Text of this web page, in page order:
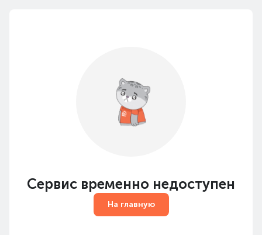
Сервис временно недоступен
На главную